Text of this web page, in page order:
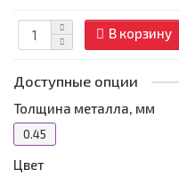
В корзину
Доступные опции
Толщина металла, мм
0.45
Цвет